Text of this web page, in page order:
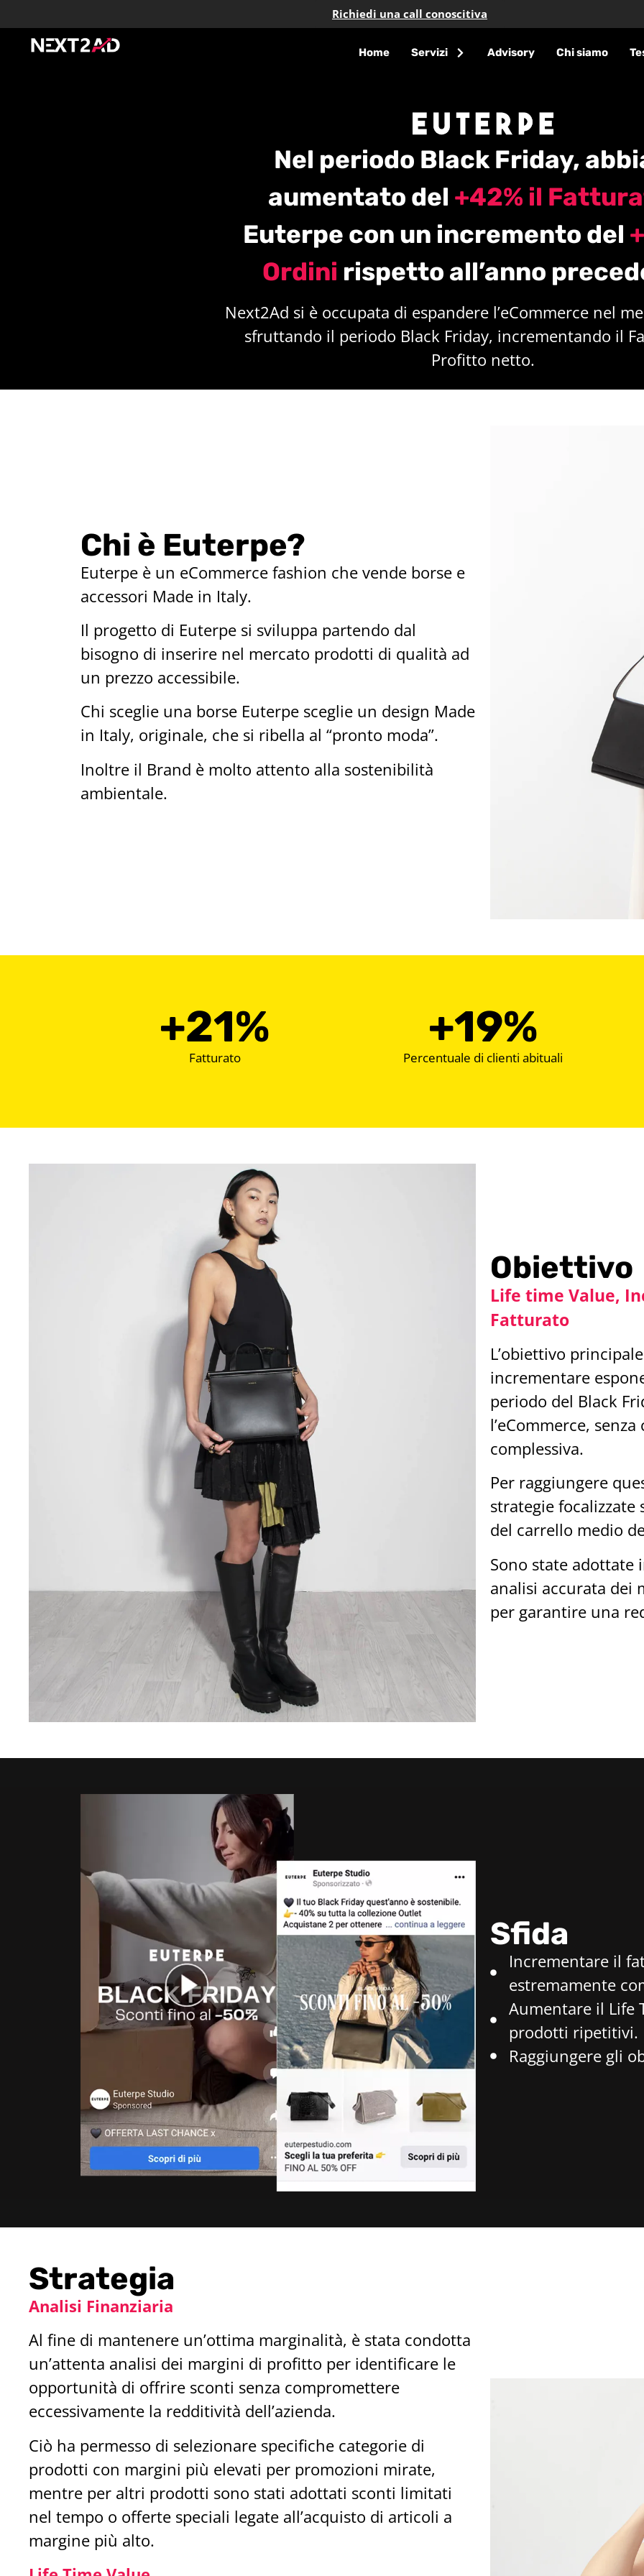
Richiedi una call conoscitiva
Home Servizi Advisory Chi siamo
Nel periodo Black Friday,
aumentato del +42% il
Euterpe con un incremento del
Ordini rispetto all’anno
Next2Ad si è occupata di espandere l’eCommerce nel
sfruttando il periodo Black Friday, incrementando il
Profitto netto.
Chi è Euterpe?
Euterpe è un eCommerce fashion che vende borse e
accessori Made in Italy.
Il progetto di Euterpe si sviluppa partendo dal
bisogno di inserire nel mercato prodotti di qualità ad
un prezzo accessibile.
Chi sceglie una borse Euterpe sceglie un design Made
in Italy, originale, che si ribella al “pronto moda”.
Inoltre il Brand è molto attento alla sostenibilità
ambientale.
+42%
Fatturato
+37%
Percentuale di clienti abituali
Obiettivo
Life time Value,
Fatturato
L’obiettivo
incrementare
periodo del Black
l’eCommerce,
complessiva.
Per raggiungere
strategie focalizzate
del carrello medio
Sono state adottate
analisi accurata dei
per garantire una
Sfida
Incrementare il
estremamente
Aumentare il Life
prodotti ripetitivi.
Raggiungere gli
Strategia
Analisi Finanziaria
Al fine di mantenere un’ottima marginalità, è stata condotta
un’attenta analisi dei margini di profitto per identificare le
opportunità di offrire sconti senza compromettere
eccessivamente la redditività dell’azienda.
Ciò ha permesso di selezionare specifiche categorie di
prodotti con margini più elevati per promozioni mirate,
mentre per altri prodotti sono stati adottati sconti limitati
nel tempo o offerte speciali legate all’acquisto di articoli a
margine più alto.